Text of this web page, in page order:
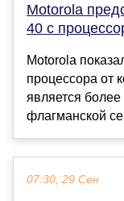
Motorola
40 с
Motorola
процессора от
является
флагманской
07:30, 29 Сен